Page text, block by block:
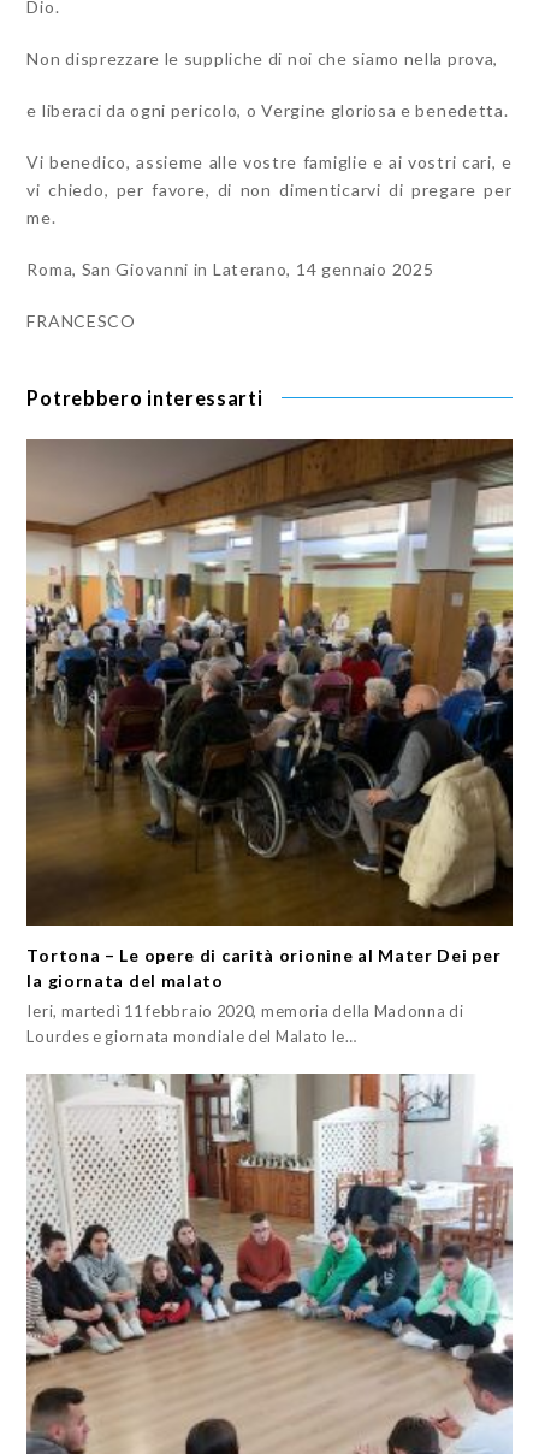
Dio.
Non disprezzare le suppliche di noi che siamo nella prova,
e liberaci da ogni pericolo, o Vergine gloriosa e benedetta.
Vi benedico, assieme alle vostre famiglie e ai vostri cari, e
vi chiedo, per favore, di non dimenticarvi di pregare per
me.
Roma, San Giovanni in Laterano, 14 gennaio 2025
FRANCESCO
Potrebbero interessarti
Tortona – Le opere di carità orionine al Mater Dei per
la giornata del malato
Ieri, martedì 11 febbraio 2020, memoria della Madonna di
Lourdes e giornata mondiale del Malato le…